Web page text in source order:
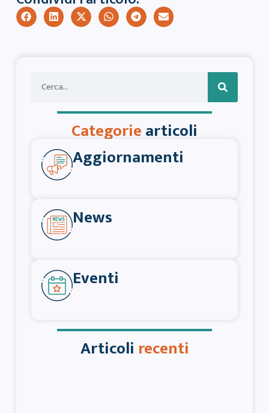
Categoriearticoli
Aggiornamenti
News
Eventi
Articoli recenti